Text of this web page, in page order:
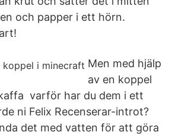
och papper i ett hörn.
Men med hjälp
av en koppel
varför har du dem i ett
ni Felix Recenserar-introt?
det med vatten för att göra